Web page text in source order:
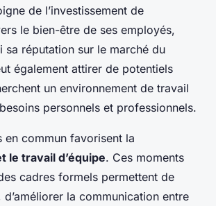
de l’investissement de
le bien-être de ses employés,
sa réputation sur le marché du
également attirer de potentiels
un environnement de travail
personnels et professionnels.
en commun favorisent la
le travail d’équipe. Ces moments
cadres formels permettent de
la communication entre